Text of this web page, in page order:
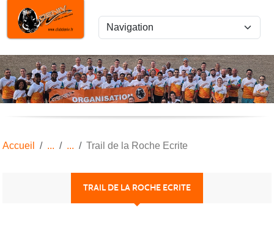
Accueil Trail de la Roche Ecrite
TRAIL DE LA ROCHE ECRITE
Panneau de gestion des cookies